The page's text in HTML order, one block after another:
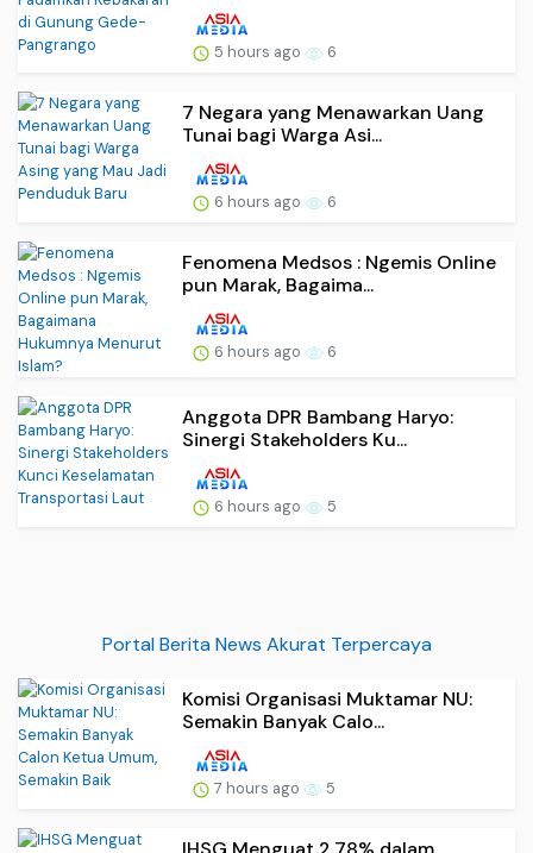
5 hours ago 6
7 Negara yang Menawarkan Uang
Tunai bagi Warga Asi...
6 hours ago 6
Fenomena Medsos : Ngemis Online
pun Marak, Bagaima...
6 hours ago 6
Anggota DPR Bambang Haryo:
Sinergi Stakeholders Ku...
6 hours ago 5
Portal Berita News Akurat Terpercaya
Komisi Organisasi Muktamar NU:
Semakin Banyak Calo...
7 hours ago 5